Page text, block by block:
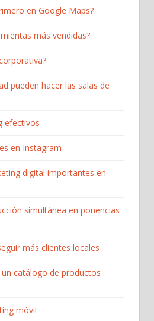
en Google Maps?
más vendidas?
pueden hacer las salas de
efectivos
en Instagram
digital importantes en
simultánea en ponencias
más clientes locales
catálogo de productos
móvil